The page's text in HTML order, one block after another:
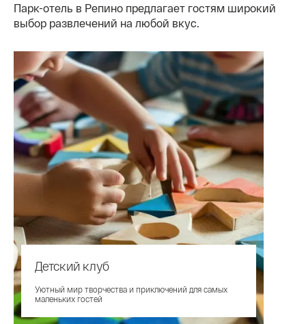
Парк-отель в Репино предлагает гостям широкий
выбор развлечений на любой вкус.
Детский клуб
Уютный мир творчества и приключений для самых
маленьких гостей